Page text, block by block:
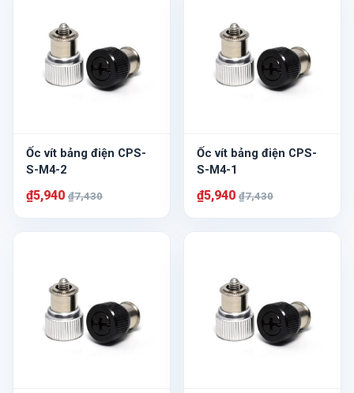
Ốc vít bảng điện CPS-
S-M4-2
₫5,940 ₫7,430
Ốc vít bảng điện CPS-
S-M4-1
₫5,940 ₫7,430